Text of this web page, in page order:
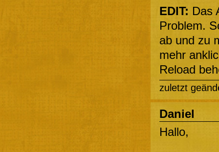
EDIT: Das
Problem.
ab und zu
mehr
Reload
zuletzt
Daniel
Hallo,